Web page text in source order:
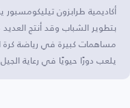
أكاديمية طرابزون تيليكومسبور
بتطوير الشباب وقد أنتج
مساهمات كبيرة في رياضة كرة
يلعب دورًا حيويًا في رعاية